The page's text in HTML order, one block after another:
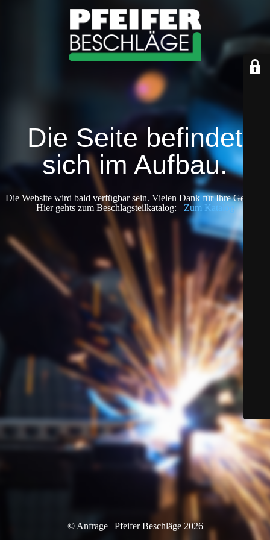
Die Seite befindet
sich im Aufbau.
Die Website wird bald verfügbar sein. Vielen Dank für Ihre Geduld!
Hier gehts zum Beschlagsteilkatalog: Zum Katalog
© Anfrage | Pfeifer Beschläge 2026